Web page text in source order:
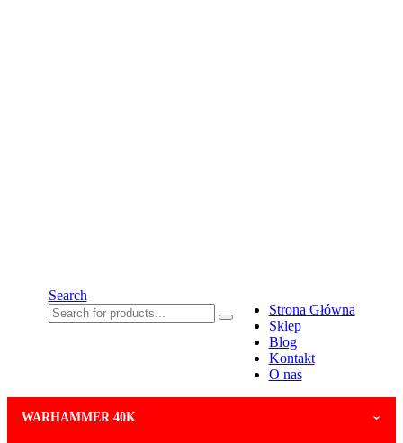
Search
Strona Główna
Sklep
Blog
Kontakt
O nas
WARHAMMER 40K